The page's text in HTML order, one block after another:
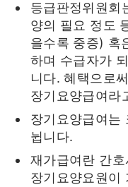
등급판정위원회
양의 필요 정도
을수록 중증) 혹
하며 수급자가
니다. 혜택으로
장기요양급여라
장기요양급여는
뉩니다.
재가급여란 간
장기요양요원이